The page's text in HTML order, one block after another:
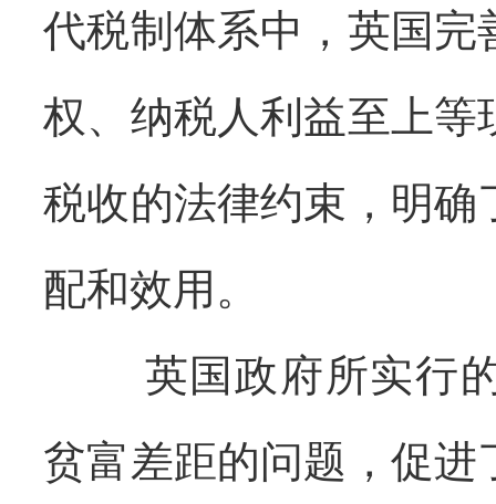
代税制体系中，英国
权、纳税人利益至上
税收的法律约束，明
配和效用。
英国政府所实行
贫富差距的问题，促